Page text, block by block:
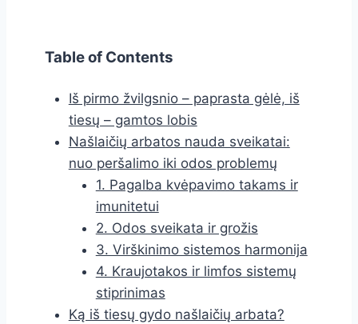
Table of Contents
Iš pirmo žvilgsnio – paprasta gėlė, iš
tiesų – gamtos lobis
Našlaičių arbatos nauda sveikatai:
nuo peršalimo iki odos problemų
1. Pagalba kvėpavimo takams ir
imunitetui
2. Odos sveikata ir grožis
3. Virškinimo sistemos harmonija
4. Kraujotakos ir limfos sistemų
stiprinimas
Ką iš tiesų gydo našlaičių arbata?